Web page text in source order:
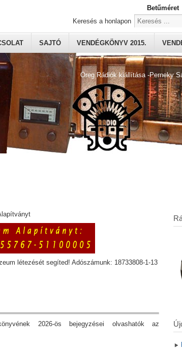
Öreg Rádiók kiállítása -Perneky
SAJTÓ VENDÉGKÖNYV 2015.
Betűméret
Keresés a honlapon
létezését segíted! Adószámunk: 18733808-1-13
2026-ös bejegyzései olvashatók az